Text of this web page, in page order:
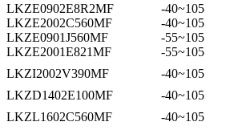
LKZE0902E8R2MF
-40~105
LKZE2002C560MF
-40~105
LKZE0901J560MF
-55~105
LKZE2001E821MF
-55~105
LKZI2002V390MF
-40~105
LKZD1402E100MF
-40~105
LKZL1602C560MF
-40~105